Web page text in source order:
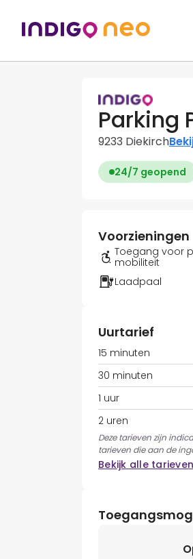
Parking
9233 Diekirch
24/7 geopend
Voorzieningen
Toegang voor
mobiliteit
Laadpaal
Uurtarief
15 minuten
30 minuten
1 uur
2 uren
Deze tarieven zijn
tarieven die aan de
Bekijk alle tarieven